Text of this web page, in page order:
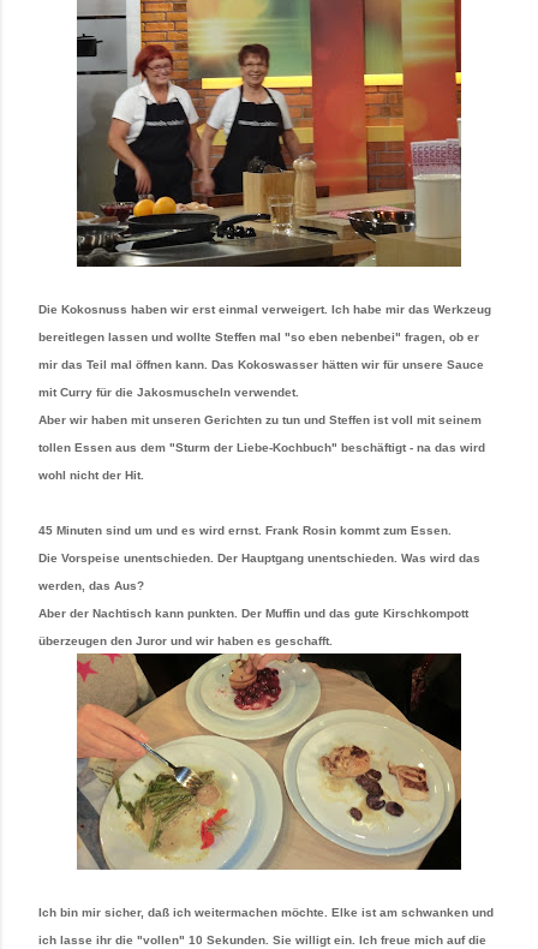
Die Kokosnuss haben wir erst einmal verweigert. Ich habe mir das Werkzeug
bereitlegen lassen und wollte Steffen mal "so eben nebenbei" fragen, ob er
mir das Teil mal öffnen kann. Das Kokoswasser hätten wir für unsere Sauce
mit Curry für die Jakosmuscheln verwendet.
Aber wir haben mit unseren Gerichten zu tun und Steffen ist voll mit seinem
tollen Essen aus dem "Sturm der Liebe-Kochbuch" beschäftigt - na das wird
wohl nicht der Hit.
45 Minuten sind um und es wird ernst. Frank Rosin kommt zum Essen.
Die Vorspeise unentschieden. Der Hauptgang unentschieden. Was wird das
werden, das Aus?
Aber der Nachtisch kann punkten. Der Muffin und das gute Kirschkompott
überzeugen den Juror und wir haben es geschafft.
Ich bin mir sicher, daß ich weitermachen möchte. Elke ist am schwanken und
ich lasse ihr die "vollen" 10 Sekunden. Sie willigt ein. Ich freue mich auf die